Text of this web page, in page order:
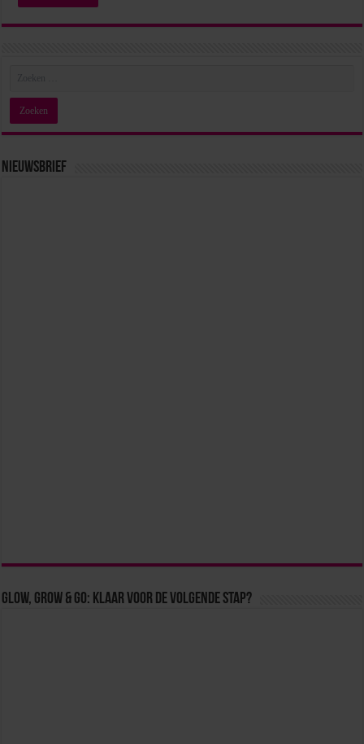
Nieuwsbrief
Glow, Grow & Go: klaar voor de volgende stap?